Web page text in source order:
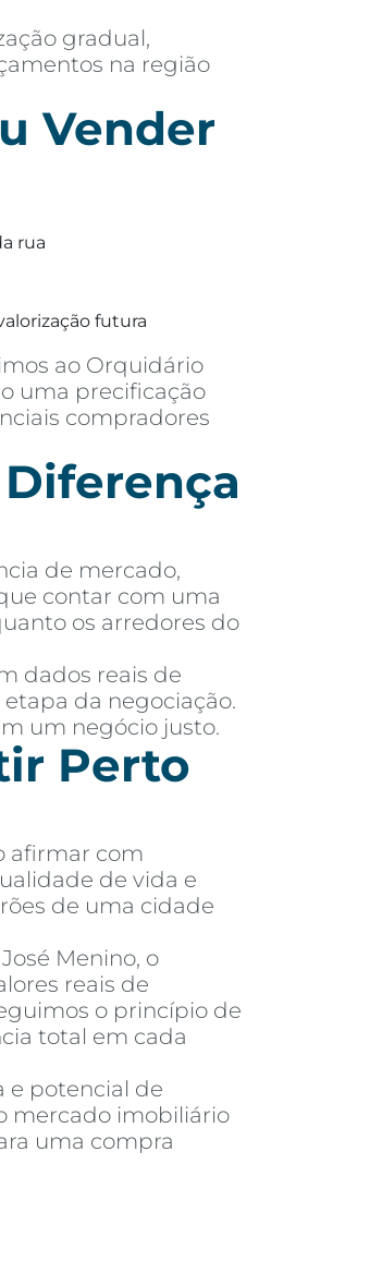
gradual,
na região
Vender
rua
futura
ao Orquidário
uma precificação
compradores
de mercado,
contar com uma
os arredores do
dados reais de
da negociação.
um negócio justo.
Perto
afirmar com
de vida e
de uma cidade
Menino, o
reais de
o princípio de
total em cada
e potencial de
mercado imobiliário
uma compra